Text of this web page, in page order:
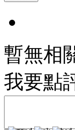
暫無相
我要點